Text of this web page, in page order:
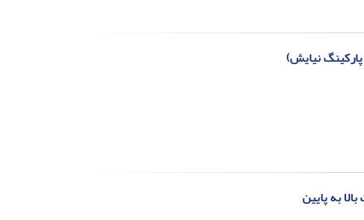
نیایش)
به پایین